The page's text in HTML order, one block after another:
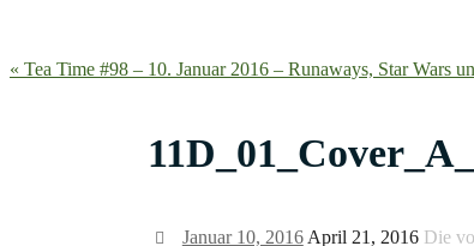
« Tea Time #98 – 10. Januar 2016 – Runaways, Star Wars
Januar 10, 2016April 21, 2016 Die